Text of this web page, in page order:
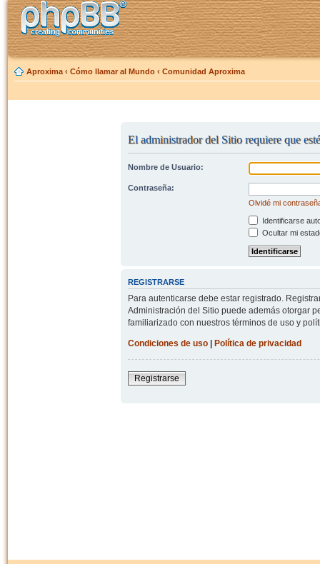
Aproxima ‹ Cómo llamar al Mundo ‹ Comunidad Aproxima
El administrador del Sitio requiere que
Nombre de Usuario:
Contraseña:
Olvidé mi
Identificarse
Ocultar mi
REGISTRARSE
Para autenticarse debe estar registrado.
Administración del Sitio puede además otorgar
familiarizado con nuestros términos de uso y
Condiciones de uso| Política de privacidad
Registrarse